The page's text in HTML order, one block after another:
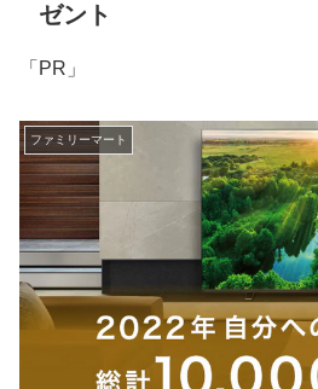
ゼント
「PR」
ファミリーマート